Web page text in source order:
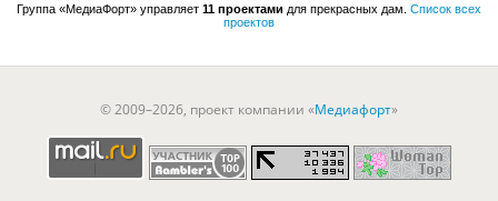
Группа «МедиаФорт» управляет 11 проектами для прекрасных дам. Список всех
проектов
© 2009–2026, проект компании «Медиафорт»